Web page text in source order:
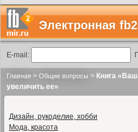
Электронная
E-mail:
Главная > Общие вопросы > Книга
увеличить ее»
Дизайн, рукоделие, хобби
Мода, красота